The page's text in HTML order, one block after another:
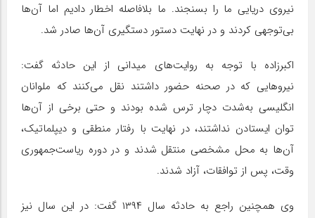
نیروی دریایی ما را بسنجند. ما بلافاصله اخطار دادیم اما آن‌ها
بی‌توجهی کردند و در نهایت دستور دستگیری آن‌ها صادر شد.
اکبرزاده با توجه به روایت‌های میدانی از این حادثه گفت:
نیروهایی که در صحنه حضور داشتند نقل می‌کنند که ملوانان
انگلیسی به‌شدت دچار ترس شده بودند و حتی برخی از آن‌ها
توان ایستادن نداشتند، در نهایت با رفتار منطقی و دیپلماتیک،
آن‌ها به محل مشخصی منتقل شدند و در دوره ریاست‌جمهوری
وقت، پس از توافقات، آزاد شدند.
وی همچنین راجع به حادثه سال ۱۳۹۴ گفت: در این سال نیز